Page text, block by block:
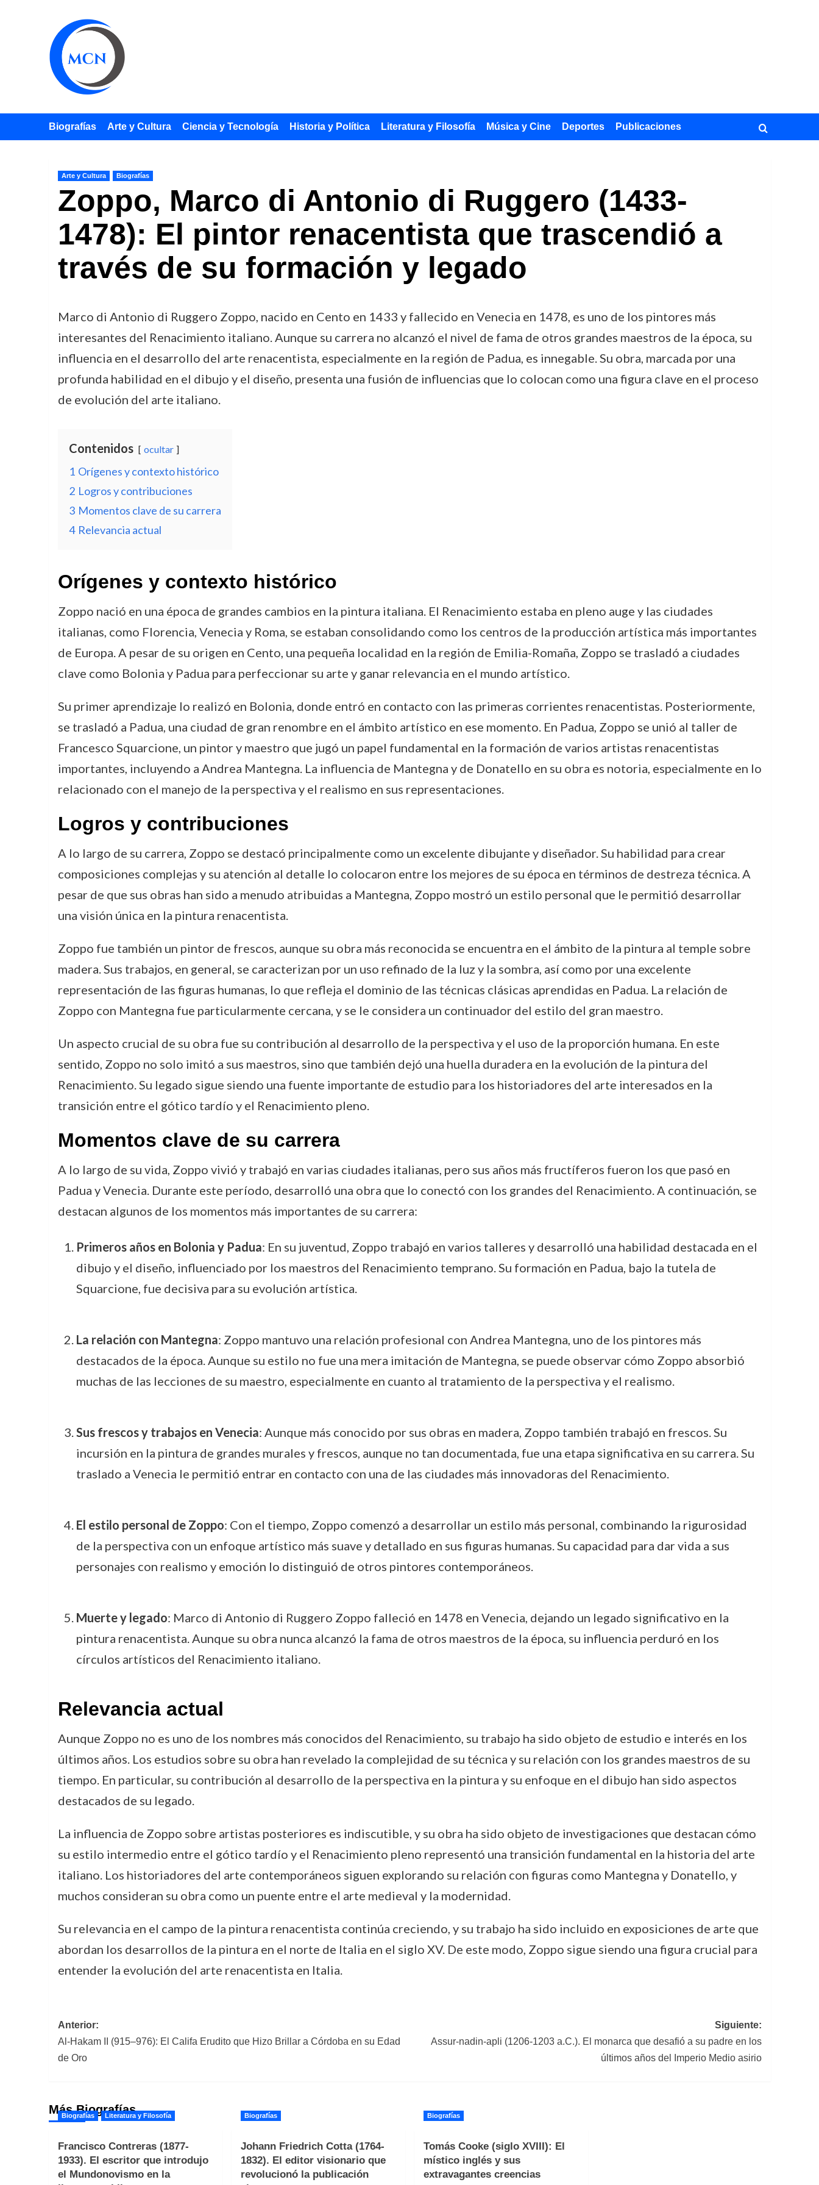
Biografías Arte y Cultura Ciencia y Tecnología Historia y Política Literatura y Filosofía Música y Cine Deportes Publicaciones
Arte y Cultura Biografías
Zoppo, Marco di Antonio di Ruggero (1433-
1478): El pintor renacentista que trascendió a
través de su formación y legado
Marco di Antonio di Ruggero Zoppo, nacido en Cento en 1433 y fallecido en Venecia en 1478, es uno de los pintores más
interesantes del Renacimiento italiano. Aunque su carrera no alcanzó el nivel de fama de otros grandes maestros de la época, su
influencia en el desarrollo del arte renacentista, especialmente en la región de Padua, es innegable. Su obra, marcada por una
profunda habilidad en el dibujo y el diseño, presenta una fusión de influencias que lo colocan como una figura clave en el proceso
de evolución del arte italiano.
Contenidos ocultar
1 Orígenes y contexto histórico
2 Logros y contribuciones
3 Momentos clave de su carrera
4 Relevancia actual
Orígenes y contexto histórico
Zoppo nació en una época de grandes cambios en la pintura italiana. El Renacimiento estaba en pleno auge y las ciudades
italianas, como Florencia, Venecia y Roma, se estaban consolidando como los centros de la producción artística más importantes
de Europa. A pesar de su origen en Cento, una pequeña localidad en la región de Emilia-Romaña, Zoppo se trasladó a ciudades
clave como Bolonia y Padua para perfeccionar su arte y ganar relevancia en el mundo artístico.
Su primer aprendizaje lo realizó en Bolonia, donde entró en contacto con las primeras corrientes renacentistas. Posteriormente,
se trasladó a Padua, una ciudad de gran renombre en el ámbito artístico en ese momento. En Padua, Zoppo se unió al taller de
Francesco Squarcione, un pintor y maestro que jugó un papel fundamental en la formación de varios artistas renacentistas
importantes, incluyendo a Andrea Mantegna. La influencia de Mantegna y de Donatello en su obra es notoria, especialmente en lo
relacionado con el manejo de la perspectiva y el realismo en sus representaciones.
Logros y contribuciones
A lo largo de su carrera, Zoppo se destacó principalmente como un excelente dibujante y diseñador. Su habilidad para crear
composiciones complejas y su atención al detalle lo colocaron entre los mejores de su época en términos de destreza técnica. A
pesar de que sus obras han sido a menudo atribuidas a Mantegna, Zoppo mostró un estilo personal que le permitió desarrollar
una visión única en la pintura renacentista.
Zoppo fue también un pintor de frescos, aunque su obra más reconocida se encuentra en el ámbito de la pintura al temple sobre
madera. Sus trabajos, en general, se caracterizan por un uso refinado de la luz y la sombra, así como por una excelente
representación de las figuras humanas, lo que refleja el dominio de las técnicas clásicas aprendidas en Padua. La relación de
Zoppo con Mantegna fue particularmente cercana, y se le considera un continuador del estilo del gran maestro.
Un aspecto crucial de su obra fue su contribución al desarrollo de la perspectiva y el uso de la proporción humana. En este
sentido, Zoppo no solo imitó a sus maestros, sino que también dejó una huella duradera en la evolución de la pintura del
Renacimiento. Su legado sigue siendo una fuente importante de estudio para los historiadores del arte interesados en la
transición entre el gótico tardío y el Renacimiento pleno.
Momentos clave de su carrera
A lo largo de su vida, Zoppo vivió y trabajó en varias ciudades italianas, pero sus años más fructíferos fueron los que pasó en
Padua y Venecia. Durante este período, desarrolló una obra que lo conectó con los grandes del Renacimiento. A continuación, se
destacan algunos de los momentos más importantes de su carrera:
Primeros años en Bolonia y Padua: En su juventud, Zoppo trabajó en varios talleres y desarrolló una habilidad destacada en el
dibujo y el diseño, influenciado por los maestros del Renacimiento temprano. Su formación en Padua, bajo la tutela de
Squarcione, fue decisiva para su evolución artística.
La relación con Mantegna: Zoppo mantuvo una relación profesional con Andrea Mantegna, uno de los pintores más
destacados de la época. Aunque su estilo no fue una mera imitación de Mantegna, se puede observar cómo Zoppo absorbió
muchas de las lecciones de su maestro, especialmente en cuanto al tratamiento de la perspectiva y el realismo.
Sus frescos y trabajos en Venecia: Aunque más conocido por sus obras en madera, Zoppo también trabajó en frescos. Su
incursión en la pintura de grandes murales y frescos, aunque no tan documentada, fue una etapa significativa en su carrera. Su
traslado a Venecia le permitió entrar en contacto con una de las ciudades más innovadoras del Renacimiento.
El estilo personal de Zoppo: Con el tiempo, Zoppo comenzó a desarrollar un estilo más personal, combinando la rigurosidad
de la perspectiva con un enfoque artístico más suave y detallado en sus figuras humanas. Su capacidad para dar vida a sus
personajes con realismo y emoción lo distinguió de otros pintores contemporáneos.
Muerte y legado: Marco di Antonio di Ruggero Zoppo falleció en 1478 en Venecia, dejando un legado significativo en la
pintura renacentista. Aunque su obra nunca alcanzó la fama de otros maestros de la época, su influencia perduró en los
círculos artísticos del Renacimiento italiano.
Relevancia actual
Aunque Zoppo no es uno de los nombres más conocidos del Renacimiento, su trabajo ha sido objeto de estudio e interés en los
últimos años. Los estudios sobre su obra han revelado la complejidad de su técnica y su relación con los grandes maestros de su
tiempo. En particular, su contribución al desarrollo de la perspectiva en la pintura y su enfoque en el dibujo han sido aspectos
destacados de su legado.
La influencia de Zoppo sobre artistas posteriores es indiscutible, y su obra ha sido objeto de investigaciones que destacan cómo
su estilo intermedio entre el gótico tardío y el Renacimiento pleno representó una transición fundamental en la historia del arte
italiano. Los historiadores del arte contemporáneos siguen explorando su relación con figuras como Mantegna y Donatello, y
muchos consideran su obra como un puente entre el arte medieval y la modernidad.
Su relevancia en el campo de la pintura renacentista continúa creciendo, y su trabajo ha sido incluido en exposiciones de arte que
abordan los desarrollos de la pintura en el norte de Italia en el siglo XV. De este modo, Zoppo sigue siendo una figura crucial para
entender la evolución del arte renacentista en Italia.
Navegación
de
Anterior:
Al-Hakam II (915–976): El Califa Erudito que Hizo Brillar a Córdoba en su Edad
de Oro
Siguiente:
Assur-nadin-apli (1206-1203 a.C.). El monarca que desafió a su padre en los
últimos años del Imperio Medio asirio
Más Biografías
Biografías Literatura y Filosofía
Francisco Contreras (1877-
1933). El escritor que introdujo
el Mundonovismo en la
Biografías
Johann Friedrich Cotta (1764-
1832). El editor visionario que
revolucionó la publicación
Biografías
Tomás Cooke (siglo XVIII): El
místico inglés y sus
extravagantes creencias